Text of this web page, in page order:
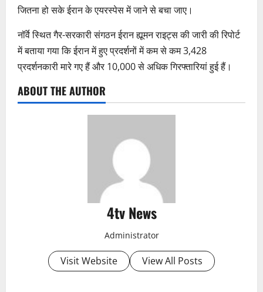
जितना हो सके ईरान के एयरस्पेस में जाने से बचा जाए।
नॉर्वे स्थित गैर-सरकारी संगठन ईरान ह्यूमन राइट्स की जारी की रिपोर्ट
में बताया गया कि ईरान में हुए प्रदर्शनों में कम से कम 3,428
प्रदर्शनकारी मारे गए हैं और 10,000 से अधिक गिरफ्तारियां हुई हैं।
ABOUT THE AUTHOR
4tv News
Administrator
Visit Website View All Posts